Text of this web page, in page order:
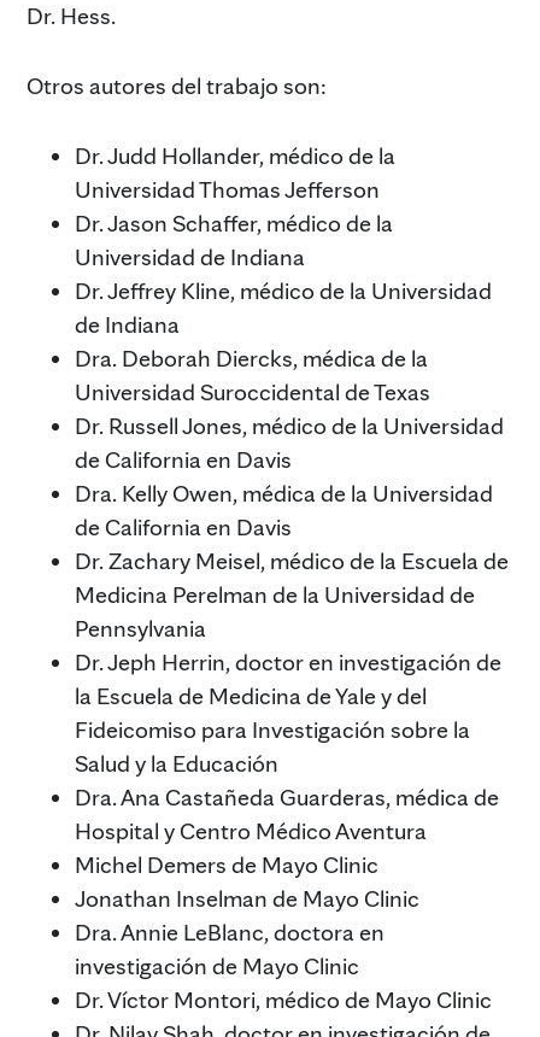
Dr. Hess.
Otros autores del trabajo son:
Dr. Judd Hollander, médico de la
Universidad Thomas Jefferson
Dr. Jason Schaffer, médico de la
Universidad de Indiana
Dr. Jeffrey Kline, médico de la Universidad
de Indiana
Dra. Deborah Diercks, médica de la
Universidad Suroccidental de Texas
Dr. Russell Jones, médico de la Universidad
de California en Davis
Dra. Kelly Owen, médica de la Universidad
de California en Davis
Dr. Zachary Meisel, médico de la Escuela de
Medicina Perelman de la Universidad de
Pennsylvania
Dr. Jeph Herrin, doctor en investigación de
la Escuela de Medicina de Yale y del
Fideicomiso para Investigación sobre la
Salud y la Educación
Dra. Ana Castañeda Guarderas, médica de
Hospital y Centro Médico Aventura
Michel Demers de Mayo Clinic
Jonathan Inselman de Mayo Clinic
Dra. Annie LeBlanc, doctora en
investigación de Mayo Clinic
Dr. Víctor Montori, médico de Mayo Clinic